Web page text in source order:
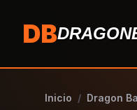
DB
Inicio / Dragon